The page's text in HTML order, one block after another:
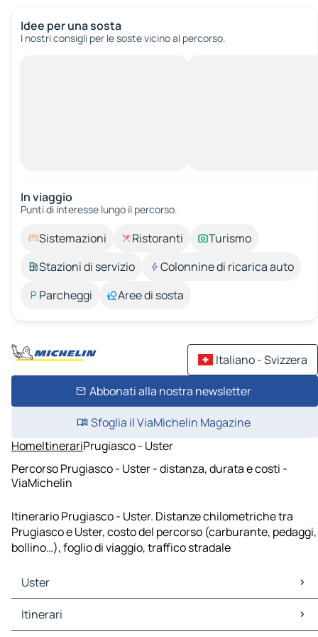
Idee per una sosta
I nostri consigli per le soste vicino al percorso.
In viaggio
Punti di interesse lungo il percorso.
Sistemazioni Ristoranti
Turismo
Stazioni di servizio
Colonnine di ricarica auto
Parcheggi
Aree di sosta
Italiano - Svizzera
Abbonati alla nostra newsletter
Sfoglia il ViaMichelin Magazine
HomeItinerariPrugiasco - Uster
Percorso Prugiasco - Uster - distanza, durata e costi -
ViaMichelin
Itinerario Prugiasco - Uster. Distanze chilometriche tra
Prugiasco e Uster, costo del percorso (carburante, pedaggi,
bollino…), foglio di viaggio, traffico stradale
Uster
Uster Mappe Piantine
Uster Traffico
Itinerari